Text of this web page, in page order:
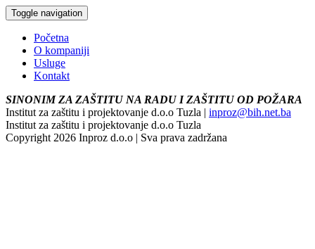
Toggle navigation
Početna
O kompaniji
Usluge
Kontakt
SINONIM ZA ZAŠTITU NA RADU I ZAŠTITU OD POŽARA
Institut za zaštitu i projektovanje d.o.o Tuzla | inproz@bih.net.ba
Institut za zaštitu i projektovanje d.o.o Tuzla
Copyright 2026 Inproz d.o.o | Sva prava zadržana